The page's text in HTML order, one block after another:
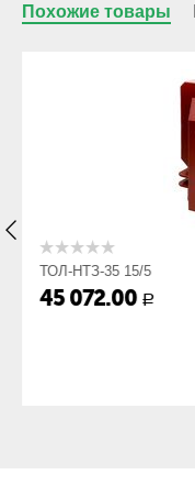
Похожие товары
ТОЛ-НТЗ-35 15/5
45 072.00 Р